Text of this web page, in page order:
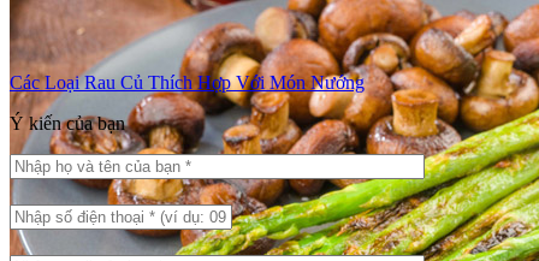
Các Loại Rau Củ Thích Hợp Với Món Nướng
Ý kiến của bạn